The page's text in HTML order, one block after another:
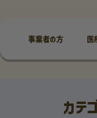
事業者の方 医
カテ